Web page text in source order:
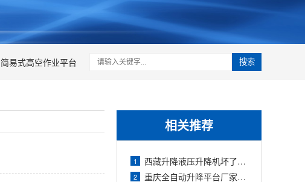
简易式高空作业平台 搜索
相关推荐
1 西藏升降液压升降机坏了一般怎么修？高
2 重庆全自动升降平台厂家怎么选？自动化